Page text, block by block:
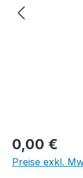
0,00 €
Preise exkl.